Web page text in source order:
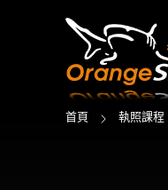
首頁 執照課程